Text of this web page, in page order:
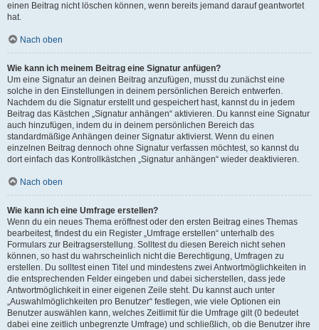
einen Beitrag nicht löschen können, wenn bereits jemand darauf geantwortet
hat.
Nach oben
Wie kann ich meinem Beitrag eine Signatur anfügen?
Um eine Signatur an deinen Beitrag anzufügen, musst du zunächst eine
solche in den Einstellungen in deinem persönlichen Bereich entwerfen.
Nachdem du die Signatur erstellt und gespeichert hast, kannst du in jedem
Beitrag das Kästchen „Signatur anhängen“ aktivieren. Du kannst eine Signatur
auch hinzufügen, indem du in deinem persönlichen Bereich das
standardmäßige Anhängen deiner Signatur aktivierst. Wenn du einen
einzelnen Beitrag dennoch ohne Signatur verfassen möchtest, so kannst du
dort einfach das Kontrollkästchen „Signatur anhängen“ wieder deaktivieren.
Nach oben
Wie kann ich eine Umfrage erstellen?
Wenn du ein neues Thema eröffnest oder den ersten Beitrag eines Themas
bearbeitest, findest du ein Register „Umfrage erstellen“ unterhalb des
Formulars zur Beitragserstellung. Solltest du diesen Bereich nicht sehen
können, so hast du wahrscheinlich nicht die Berechtigung, Umfragen zu
erstellen. Du solltest einen Titel und mindestens zwei Antwortmöglichkeiten in
die entsprechenden Felder eingeben und dabei sicherstellen, dass jede
Antwortmöglichkeit in einer eigenen Zeile steht. Du kannst auch unter
„Auswahlmöglichkeiten pro Benutzer“ festlegen, wie viele Optionen ein
Benutzer auswählen kann, welches Zeitlimit für die Umfrage gilt (0 bedeutet
dabei eine zeitlich unbegrenzte Umfrage) und schließlich, ob die Benutzer ihre